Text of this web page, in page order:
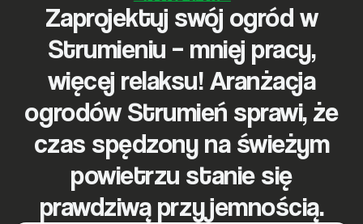
Zaprojektuj swój ogród w
Strumieniu – mniej pracy,
więcej relaksu! Aranżacja
ogrodów Strumień sprawi, że
czas spędzony na świeżym
powietrzu stanie się
prawdziwą przyjemnością.